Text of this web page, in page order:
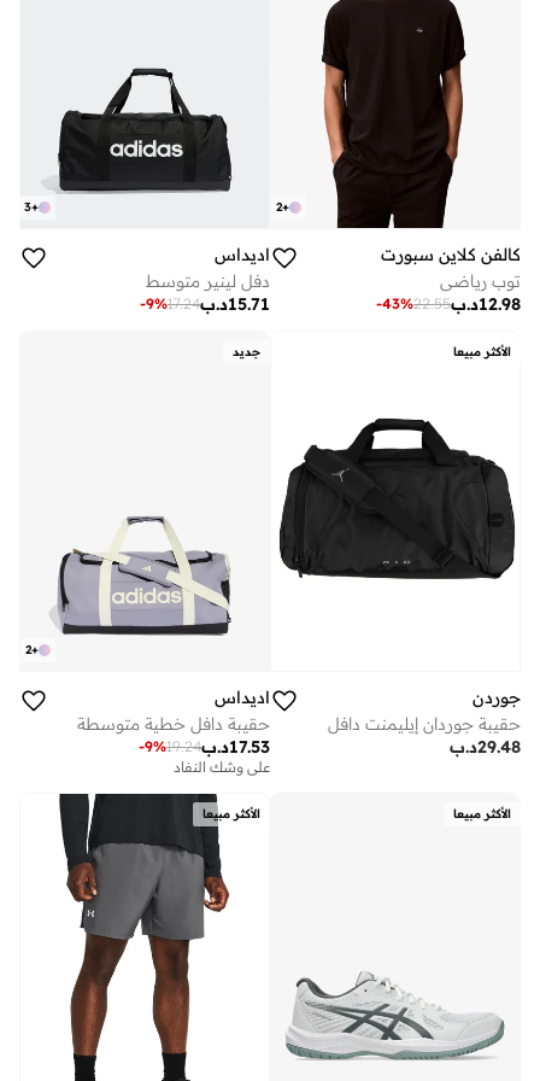
+
2
كالفن كلاين سبورت
توب رياضي
د.ب12.98
22.55
-43%
+
3
اديداس
دفل لينير متوسط
د.ب15.71
17.24
-9%
الأكثر مبيعا
جوردن
حقيبة جوردان إيليمنت دافل
د.ب29.48
جديد
+
2
اديداس
حقيبة دافل خطية متوسطة
د.ب17.53
19.24
-9%
على وشك النفاد
الأكثر مبيعا الأكثر مبيعا